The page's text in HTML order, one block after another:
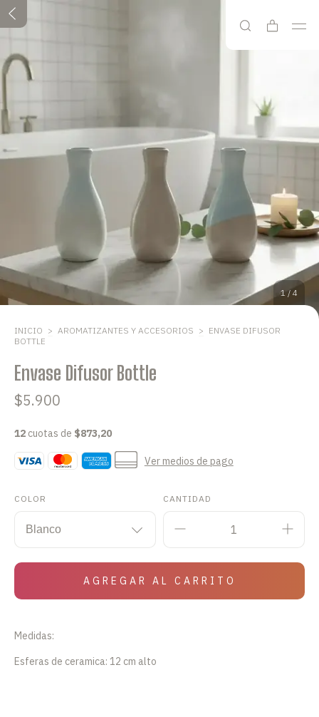
1/ 4
INICIO > AROMATIZANTES Y ACCESORIOS > ENVASE DIFUSOR
BOTTLE
Envase Difusor Bottle
$5.900
12 cuotas de $873,20
Ver medios de pago
COLOR CANTIDAD
Medidas:
Esferas de ceramica: 12 cm alto